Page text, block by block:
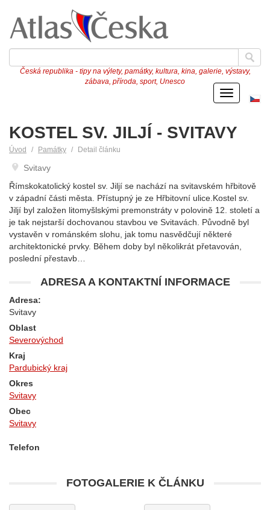
Česká republika - tipy na výlety, památky, kultura, kina, galerie, výstavy,
zábava, příroda, sport, Unesco
Menu
KOSTEL SV. JILJÍ - SVITAVY
Úvod Památky Detail článku
Svitavy
Římskokatolický kostel sv. Jiljí se nachází na svitavském hřbitově
v západní části města. Přístupný je ze Hřbitovní ulice.Kostel sv.
Jiljí byl založen litomyšlskými premonstráty v polovině 12. století a
je tak nejstarší dochovanou stavbou ve Svitavách. Původně byl
vystavěn v románském slohu, jak tomu nasvědčují některé
architektonické prvky. Během doby byl několikrát přetavován,
poslední přestavb…
ADRESA A KONTAKTNÍ INFORMACE
Adresa:
Svitavy
Oblast
Severovýchod
Kraj
Pardubický kraj
Okres
Svitavy
Obec
Svitavy
Telefon
FOTOGALERIE K ČLÁNKU